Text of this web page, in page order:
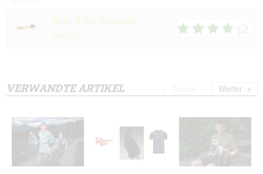
Aktiv 3 Bio Ausdauer
Riegel
VERWANDTE ARTIKEL Weiter